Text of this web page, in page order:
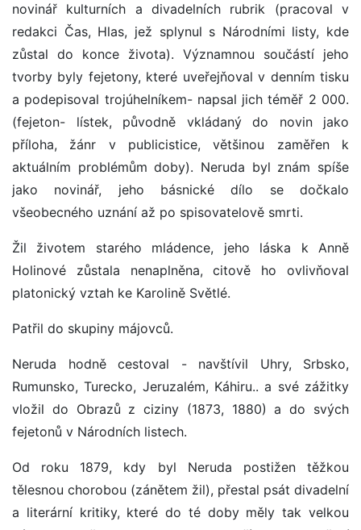
novinář kulturních a divadelních rubrik (pracoval v
redakci Čas, Hlas, jež splynul s Národními listy, kde
zůstal do konce života). Významnou součástí jeho
tvorby byly fejetony, které uveřejňoval v denním tisku
a podepisoval trojúhelníkem- napsal jich téměř 2 000.
(fejeton- lístek, původně vkládaný do novin jako
příloha, žánr v publicistice, většinou zaměřen k
aktuálním problémům doby). Neruda byl znám spíše
jako novinář, jeho básnické dílo se dočkalo
všeobecného uznání až po spisovatelově smrti.
Žil životem starého mládence, jeho láska k Anně
Holinové zůstala nenaplněna, citově ho ovlivňoval
platonický vztah ke Karolině Světlé.
Patřil do skupiny májovců.
Neruda hodně cestoval - navštívil Uhry, Srbsko,
Rumunsko, Turecko, Jeruzalém, Káhiru.. a své zážitky
vložil do Obrazů z ciziny (1873, 1880) a do svých
fejetonů v Národních listech.
Od roku 1879, kdy byl Neruda postižen těžkou
tělesnou chorobou (zánětem žil), přestal psát divadelní
a literární kritiky, které do té doby měly tak velkou